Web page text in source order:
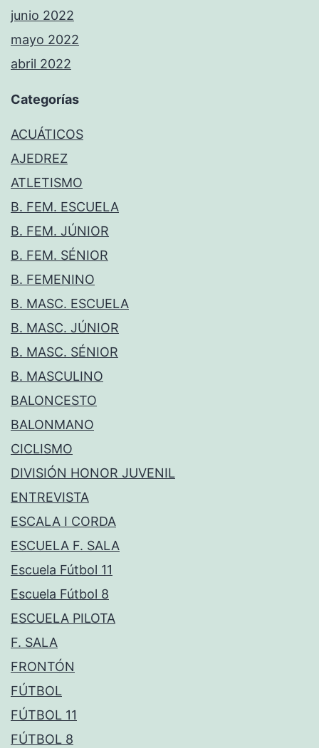
junio 2022
mayo 2022
abril 2022
Categorías
ACUÁTICOS
AJEDREZ
ATLETISMO
B. FEM. ESCUELA
B. FEM. JÚNIOR
B. FEM. SÉNIOR
B. FEMENINO
B. MASC. ESCUELA
B. MASC. JÚNIOR
B. MASC. SÉNIOR
B. MASCULINO
BALONCESTO
BALONMANO
CICLISMO
DIVISIÓN HONOR JUVENIL
ENTREVISTA
ESCALA I CORDA
ESCUELA F. SALA
Escuela Fútbol 11
Escuela Fútbol 8
ESCUELA PILOTA
F. SALA
FRONTÓN
FÚTBOL
FÚTBOL 11
FÚTBOL 8